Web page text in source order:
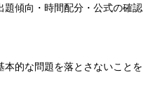
題傾向・時間配分・公式の確認
的な問題を落とさないことを